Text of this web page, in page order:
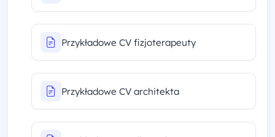
Przykładowe CV fizjoterapeuty
Przykładowe CV architekta